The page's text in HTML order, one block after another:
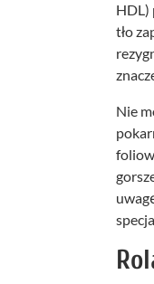
HDL)
tło
Nie